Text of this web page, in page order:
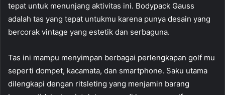
tepat untuk menunjang aktivitas ini. Bodypack Gauss
adalah tas yang tepat untukmu karena punya desain yang
bercorak vintage yang estetik dan serbaguna.
Tas ini mampu menyimpan berbagai perlengkapan golf mu
seperti dompet, kacamata, dan smartphone. Saku utama
dilengkapi dengan ritsleting yang menjamin barang